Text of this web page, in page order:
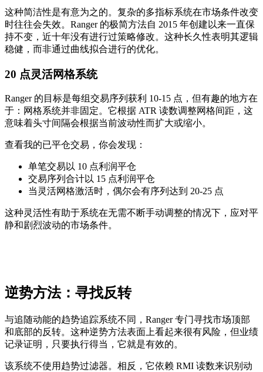
这种简洁性是有意为之的。复杂的多指标系统在市场条件改变
时往往会失效。Ranger 的极简方法自 2015 年创建以来一直保
持不变，近十年没有进行过策略修改。这种长久性表明其逻辑
稳健，而非通过曲线拟合进行的优化。
20 点灵活网格系统
Ranger 的目标是每组交易序列获利 10-15 点，但有趣的地方在
于：网格系统并非固定。它根据 ATR 读数调整网格间距，这
意味着头寸间隔会根据当前波动性而扩大或缩小。
查看我的已平仓交易，你会发现：
单笔交易以 10 点利润平仓
交易序列合计以 15 点利润平仓
当灵活网格激活时，偶尔会有序列达到 20-25 点
这种灵活性有助于系统在无需不断手动调整的情况下，应对平
静和剧烈波动的市场条件。
逆势方法：寻找反转
与追随动能的趋势追踪系统不同，Ranger 专门寻找市场顶部
和底部的反转。这种逆势方法表面上看起来很有风险，但业绩
记录证明，只要执行得当，它就是有效的。
该系统不使用趋势过滤器。相反，它依赖 RMI 读数来识别动